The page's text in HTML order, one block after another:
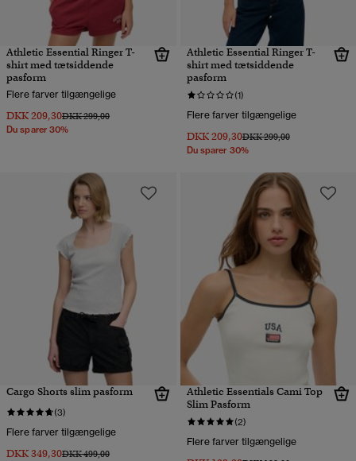
Athletic Essential Ringer T-
shirt med tætsiddende
pasform
Flere farver tilgængelige
DKK 209,30Pris nedsat fra
DKK 299,00til
Du sparer 30%
Athletic Essential Ringer T-
shirt med tætsiddende
pasform
(1)
Flere farver tilgængelige
DKK 209,30Pris nedsat fra
DKK 299,00til
Du sparer 30%
Cargo Shorts slim pasform
(3)
Flere farver tilgængelige
DKK 349,30Pris nedsat fra
DKK 499,00til
Athletic Essentials Cami Top
Slim Pasform
(2)
Flere farver tilgængelige